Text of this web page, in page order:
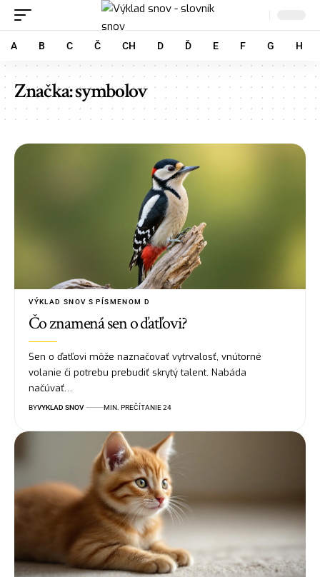
A B C Č CH D Ď E F G H
Značka:symbolov
VÝKLAD SNOV S PÍSMENOM D
Čo znamená sen o ďatľovi?
Sen o ďatľovi môže naznačovať vytrvalosť, vnútorné
volanie či potrebu prebudiť skrytý talent. Nabáda
načúvať…
BYVYKLAD SNOV MIN. PREČÍTANIE 24